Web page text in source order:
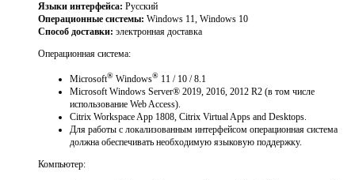
Языки интерфейса: Русский
Операционные системы: Windows 11, Windows 10
Способ доставки: электронная доставка
Операционная система:
Microsoft® Windows® 11 / 10 / 8.1
Microsoft Windows Server® 2019, 2016, 2012 R2 (в том числе
использование Web Access).
Citrix Workspace App 1808, Citrix Virtual Apps and Desktops.
Для работы с локализованным интерфейсом операционная система
должна обеспечивать необходимую языковую поддержку.
Компьютер: